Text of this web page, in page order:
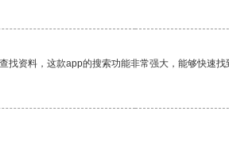
资料，这款app的搜索功能非常强大，能够快速找